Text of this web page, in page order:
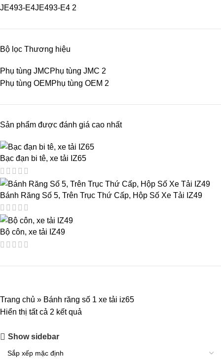
JE493-E4JE493-E4 2
Bộ lọc Thương hiệu
Phụ tùng JMCPhụ tùng JMC 2
Phụ tùng OEM Phụ tùng OEM 2
Sản phẩm được đánh giá cao nhất
Bạc đạn bi tê, xe tải IZ65
Bánh Răng Số 5, Trên Trục Thứ Cấp, Hộp Số Xe Tải IZ49
Bộ côn, xe tải IZ49
Trang chủ » Bánh răng số 1 xe tải iz65
Hiển thị tất cả 2 kết quả
Show sidebar